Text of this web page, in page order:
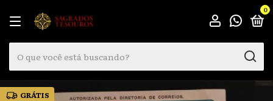
0
GRÁTIS